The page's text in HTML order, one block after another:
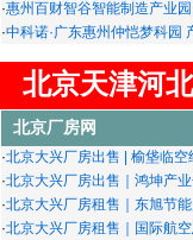
·惠州百财智谷智能制造产业
·中科诺·广东惠州仲恺梦科园
北京天津河
北京厂房网
·北京大兴厂房出售 | 榆垡临
·北京大兴厂房出售｜鸿坤产
·北京大兴厂房租售｜东旭节
·北京大兴厂房租售｜国际航